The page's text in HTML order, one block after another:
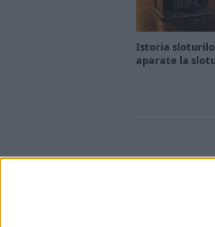
Istoria
aparate la